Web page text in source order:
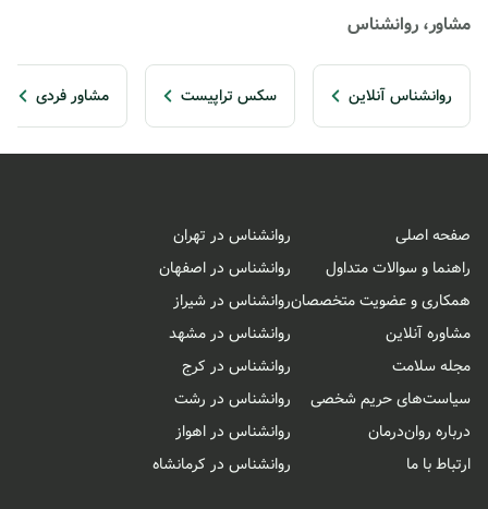
مشاور، روانشناس
روانشناس آنلاین سکس تراپیست مشاور فردی
صفحه اصلی
راهنما و سوالات متداول
همکاری و عضویت متخصصان
مشاوره آنلاین
مجله سلامت
سیاست‌های حریم شخصی
درباره روان‌درمان
ارتباط با ما
روانشناس در تهران
روانشناس در اصفهان
روانشناس در شیراز
روانشناس در مشهد
روانشناس در کرج
روانشناس در رشت
روانشناس در اهواز
روانشناس در کرمانشاه